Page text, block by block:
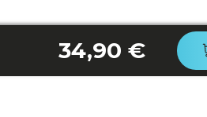
34,90 €